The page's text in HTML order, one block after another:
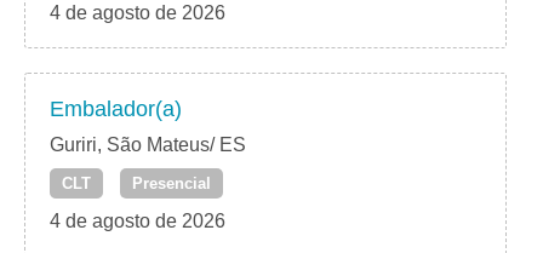
4 de agosto de 2026
Embalador(a)
Guriri, São Mateus/ ES
CLT Presencial
4 de agosto de 2026